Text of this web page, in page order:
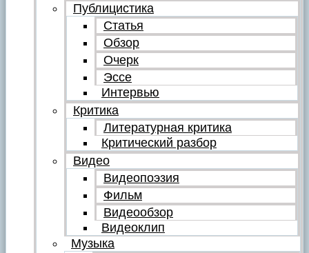
Публицистика
Статья
Обзор
Очерк
Эссе
Интервью
Критика
Литературная критика
Критический разбор
Видео
Видеопоэзия
Фильм
Видеообзор
Видеоклип
Музыка